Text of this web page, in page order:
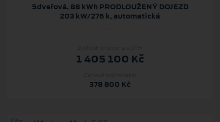
5dveřová, 88 kWh PRODLOUŽENÝ DOJEZD
203 kW/276 k, automatická
1 405 100 Kč
378 800 Kč